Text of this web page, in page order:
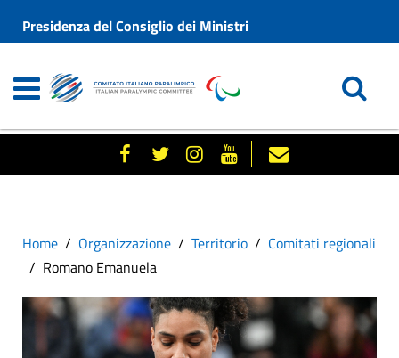
Presidenza del Consiglio dei Ministri
Home Organizzazione Territorio
Comitati regionali
Romano Emanuela